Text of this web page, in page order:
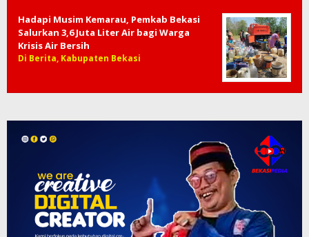
Hadapi Musim Kemarau, Pemkab Bekasi
Salurkan 3,6 Juta Liter Air bagi Warga
Krisis Air Bersih
Di Berita, Kabupaten Bekasi